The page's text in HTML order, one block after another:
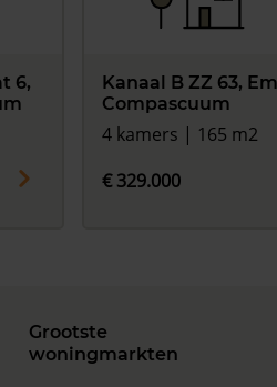
6,
Kanaal B ZZ 63,
Compascuum
4 kamers | 165 m2
€ 329.000
Grootste
woningmarkten